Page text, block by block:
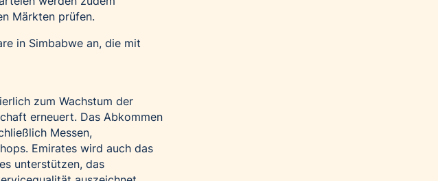
Märkten prüfen.
in Simbabwe an, die mit
zum Wachstum der
erneuert. Das Abkommen
Messen,
Emirates wird auch das
unterstützen, das